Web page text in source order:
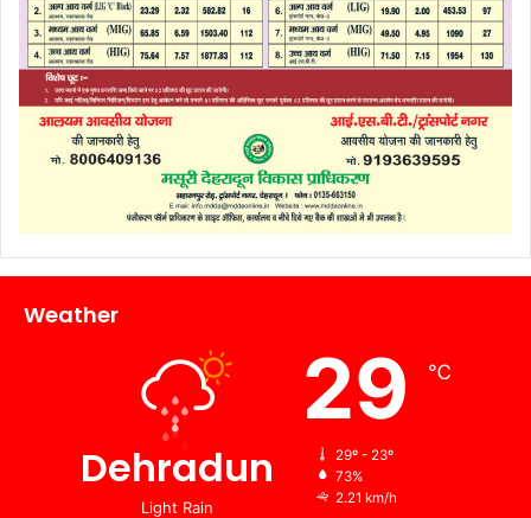
Weather
Dehradun
Light Rain
29 ℃
29º - 23º
73%
2.21 km/h